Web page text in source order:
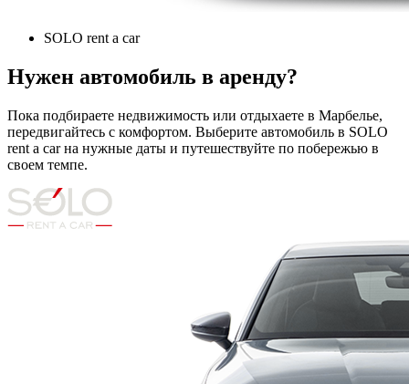
SOLO rent a car
Нужен автомобиль в аренду?
Пока подбираете недвижимость или отдыхаете в Марбелье,
передвигайтесь с комфортом. Выберите автомобиль в SOLO
rent a car на нужные даты и путешествуйте по побережью в
своем темпе.